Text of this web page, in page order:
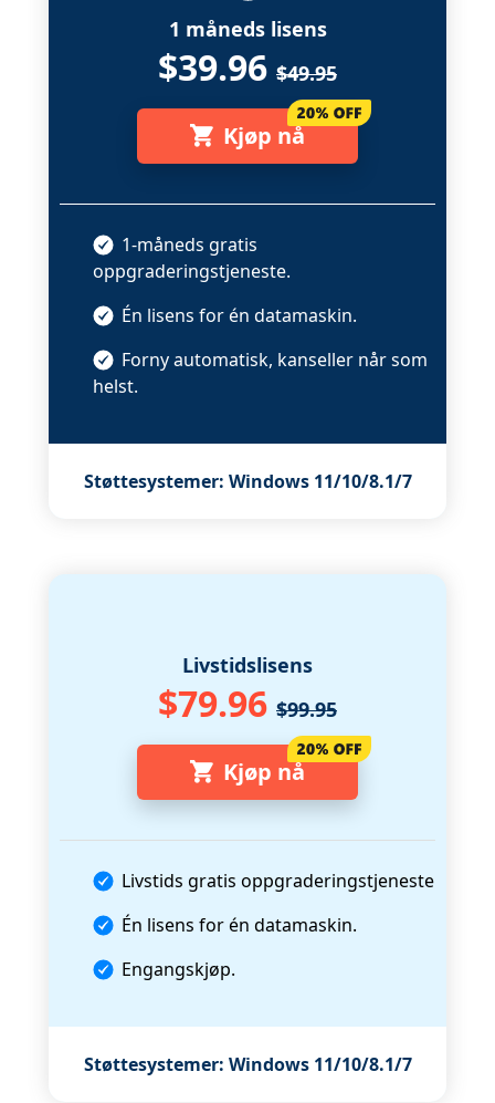
1 måneds lisens
$39.96 $49.95
Kjøp nå
1-måneds gratis
oppgraderingstjeneste.
Én lisens for én datamaskin.
Forny automatisk, kanseller når som
helst.
Støttesystemer: Windows 11/10/8.1/7
Livstidslisens
$79.96 $99.95
Kjøp nå
Livstids gratis oppgraderingstjeneste
Én lisens for én datamaskin.
Engangskjøp.
Støttesystemer: Windows 11/10/8.1/7